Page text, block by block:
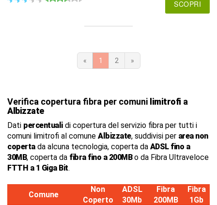
SCOPRI
« 1 2 »
Verifica copertura fibra per comuni limitrofi a
Albizzate
Dati percentualidi copertura del servizio fibra per tutti i
comuni limitrofi al comune Albizzate, suddivisi per area non
copertada alcuna tecnologia, coperta da ADSL fino a
30MB, coperta da fibra fino a 200MBo da Fibra Ultraveloce
FTTH a 1 Giga Bit.
Comune
Non
Coperto
ADSL
30Mb
Fibra
200MB
Fibra
1Gb